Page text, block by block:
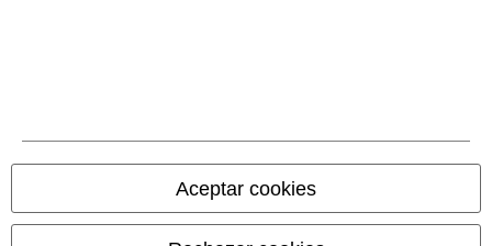
Aceptar cookies
Cancelar pedido